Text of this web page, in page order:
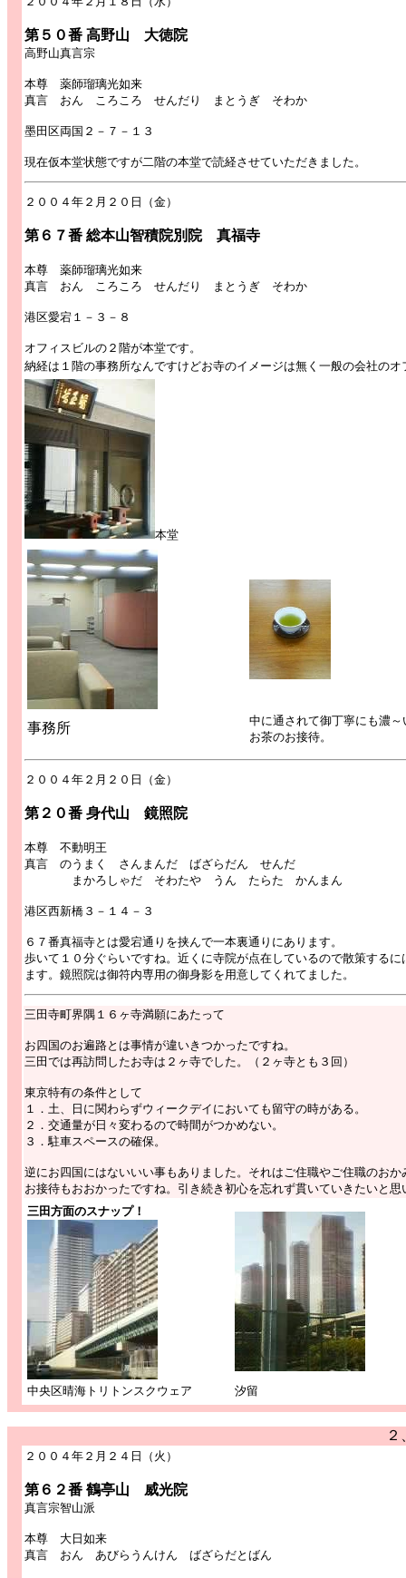
第５０番 高野山 大徳院
高野山真言宗
本尊 薬師瑠璃光如来
真言 おん ころころ せんだり まとうぎ そわか
墨田区両国２－７－１３
現在仮本堂状態ですが二階の本堂で読経させていただきました。
２００４年２月２０日（金）
第６７番 総本山智積院別院 真福寺
本尊 薬師瑠璃光如来
真言 おん ころころ せんだり まとうぎ そわか
港区愛宕１－３－８
オフィスビルの２階が本堂です。
納経は１階の事務所なんですけどお寺のイメージは無く一般の会社のオ
本堂
事務所
中に通されて御丁寧にも濃～
お茶のお接待。
２００４年２月２０日（金）
第２０番 身代山 鏡照院
本尊 不動明王
真言 のうまく さんまんだ ばざらだん せんだ
まかろしゃだ そわたや うん たらた かんまん
港区西新橋３－１４－３
６７番真福寺とは愛宕通りを挟んで一本裏通りにあります。
歩いて１０分ぐらいですね。近くに寺院が点在しているので散策する
ます。鏡照院は御符内専用の御身影を用意してくれてました。
三田寺町界隅１６ヶ寺満願にあたって
お四国のお遍路とは事情が違いきつかったですね。
三田では再訪問したお寺は２ヶ寺でした。（２ヶ寺とも３回）
東京特有の条件として
１．土、日に関わらずウィークデイにおいても留守の時がある。
２．交通量が日々変わるので時間がつかめない。
３．駐車スペースの確保。
逆にお四国にはないいい事もありました。それはご住職やご住職のお
お接待もおおかったですね。引き続き初心を忘れず貫いていきたいと
三田方面のスナップ！
中央区晴海トリトンスクウェア 汐留
２００４年２月２４日（火）
第６２番 鶴亭山 威光院
真言宗智山派
本尊 大日如来
真言 おん あびらうんけん ばざらだとばん